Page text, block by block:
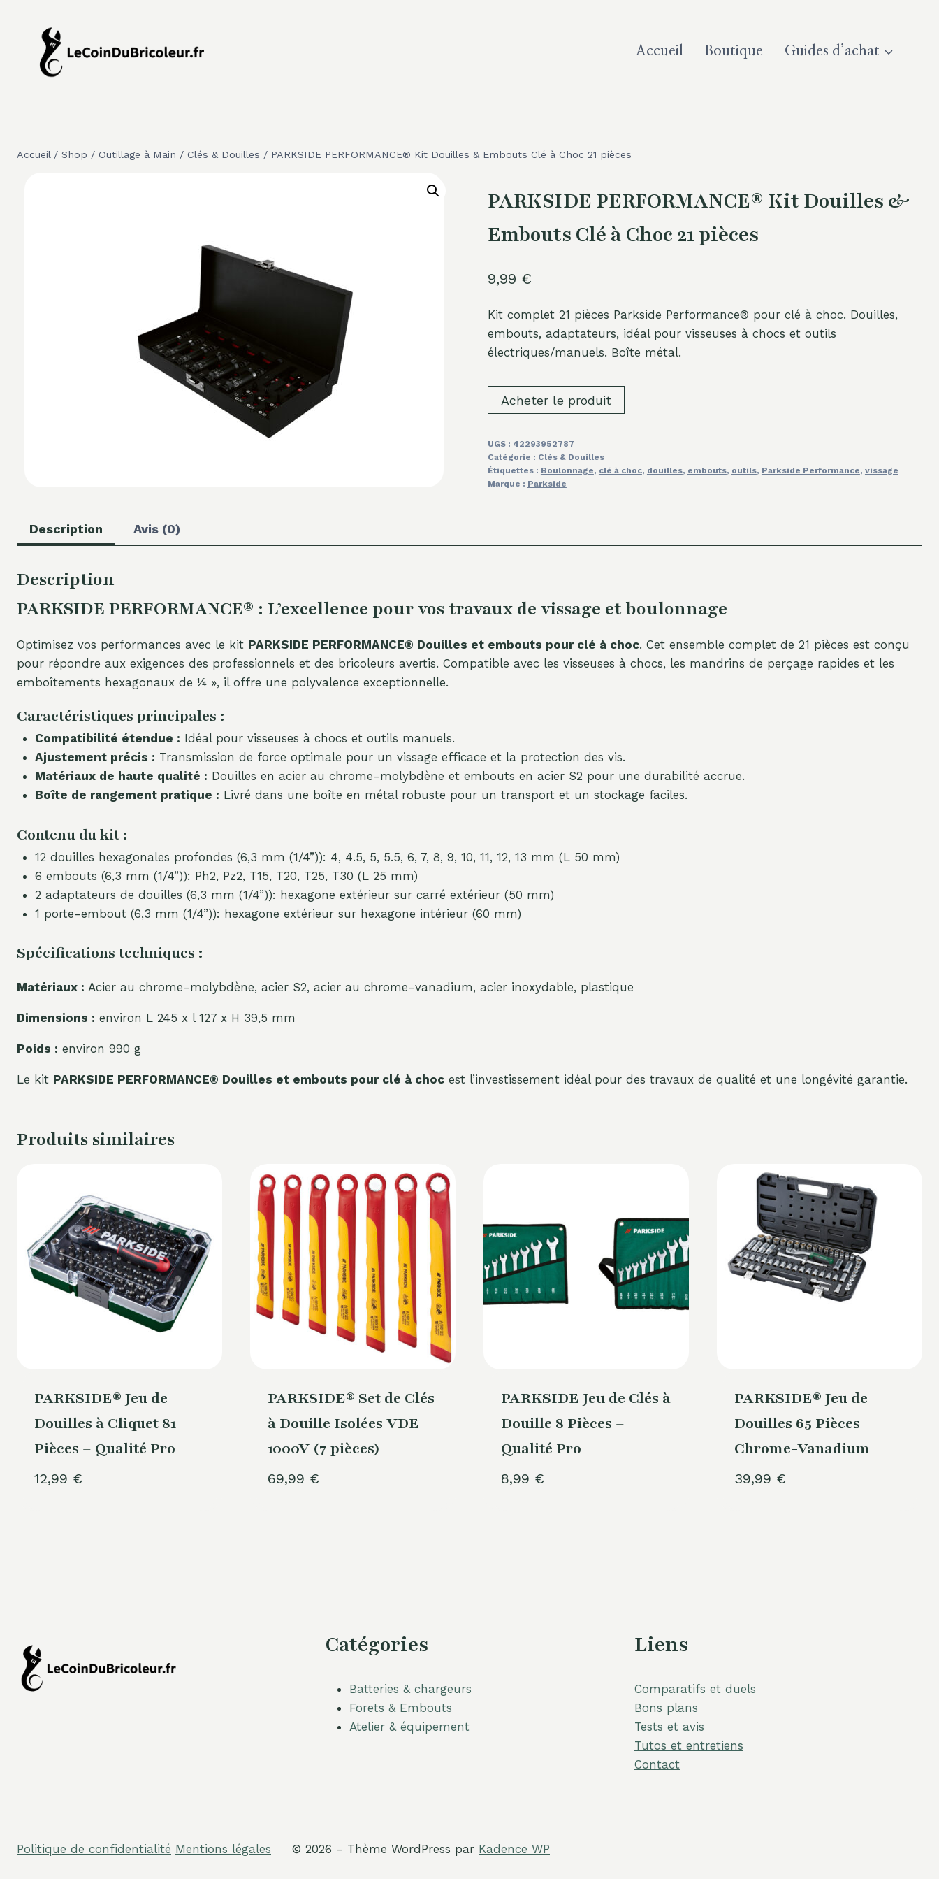
contenu
Accueil Boutique Guides d’achat
Accueil / Shop / Outillage à Main / Clés & Douilles / PARKSIDE PERFORMANCE® Kit Douilles & Embouts Clé à Choc 21 pièces
PARKSIDE PERFORMANCE® Kit Douilles &
Embouts Clé à Choc 21 pièces
9,99 €
Kit complet 21 pièces Parkside Performance® pour clé à choc. Douilles,
embouts, adaptateurs, idéal pour visseuses à chocs et outils
électriques/manuels. Boîte métal.
Acheter le produit
UGS : 42293952787
Catégorie : Clés & Douilles
Étiquettes : Boulonnage, clé à choc, douilles, embouts, outils, Parkside Performance, vissage
Marque : Parkside
Description Avis (0)
Description
PARKSIDE PERFORMANCE® : L’excellence pour vos travaux de vissage et boulonnage
Optimisez vos performances avec le kit PARKSIDE PERFORMANCE® Douilles et embouts pour clé à choc. Cet ensemble complet de 21 pièces est conçu
pour répondre aux exigences des professionnels et des bricoleurs avertis. Compatible avec les visseuses à chocs, les mandrins de perçage rapides et les
emboîtements hexagonaux de ¼ », il offre une polyvalence exceptionnelle.
Caractéristiques principales :
Compatibilité étendue : Idéal pour visseuses à chocs et outils manuels.
Ajustement précis : Transmission de force optimale pour un vissage efficace et la protection des vis.
Matériaux de haute qualité : Douilles en acier au chrome-molybdène et embouts en acier S2 pour une durabilité accrue.
Boîte de rangement pratique : Livré dans une boîte en métal robuste pour un transport et un stockage faciles.
Contenu du kit :
12 douilles hexagonales profondes (6,3 mm (1/4”)): 4, 4.5, 5, 5.5, 6, 7, 8, 9, 10, 11, 12, 13 mm (L 50 mm)
6 embouts (6,3 mm (1/4”)): Ph2, Pz2, T15, T20, T25, T30 (L 25 mm)
2 adaptateurs de douilles (6,3 mm (1/4”)): hexagone extérieur sur carré extérieur (50 mm)
1 porte-embout (6,3 mm (1/4”)): hexagone extérieur sur hexagone intérieur (60 mm)
Spécifications techniques :
Matériaux : Acier au chrome-molybdène, acier S2, acier au chrome-vanadium, acier inoxydable, plastique
Dimensions : environ L 245 x l 127 x H 39,5 mm
Poids : environ 990 g
Le kit PARKSIDE PERFORMANCE® Douilles et embouts pour clé à choc est l’investissement idéal pour des travaux de qualité et une longévité garantie.
Produits similaires
PARKSIDE® Jeu de
Douilles à Cliquet 81
Pièces – Qualité Pro
12,99 €
PARKSIDE® Set de Clés
à Douille Isolées VDE
1000V (7 pièces)
69,99 €
PARKSIDE Jeu de Clés à
Douille 8 Pièces –
Qualité Pro
8,99 €
PARKSIDE® Jeu de
Douilles 65 Pièces
Chrome-Vanadium
39,99 €
Catégories
Batteries & chargeurs
Forets & Embouts
Atelier & équipement
Liens
Comparatifs et duels
Bons plans
Tests et avis
Tutos et entretiens
Contact
Politique de confidentialité Mentions légales © 2026 - Thème WordPress par Kadence WP